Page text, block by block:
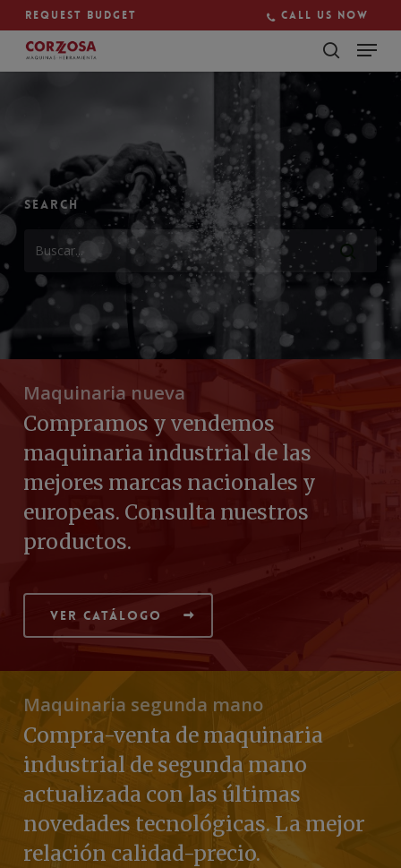
main
content
Request budget Call us now
Search
Maquinaria nueva
Compramos y vendemos
maquinaria industrial de las
mejores marcas nacionales y
europeas. Consulta nuestros
productos.
Ver catálogo
Maquinaria segunda mano
Compra-venta de maquinaria
industrial de segunda mano
actualizada con las últimas
novedades tecnológicas. La mejor
relación calidad-precio.